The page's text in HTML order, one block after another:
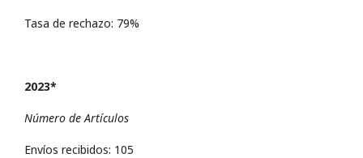
Tasa de rechazo: 79%
2023*
Número de Artículos
Envíos recibidos: 105